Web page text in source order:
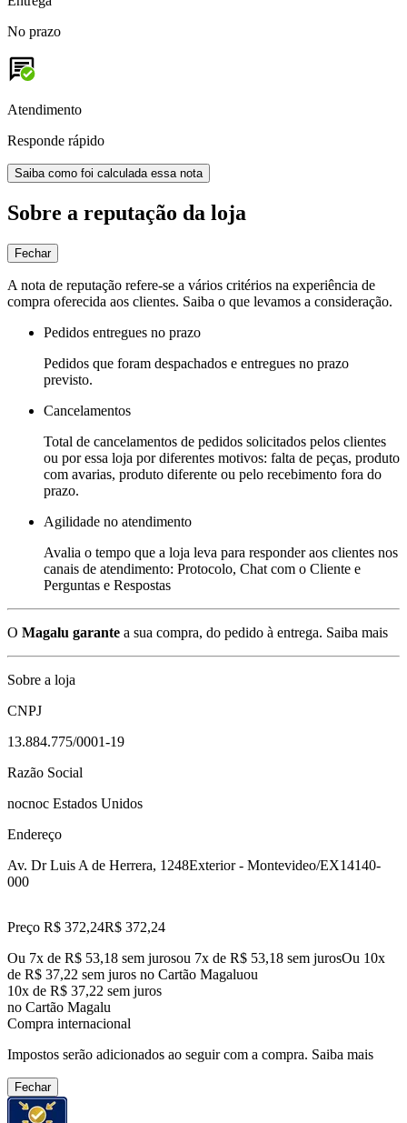
No prazo
Atendimento
Responde rápido
Saiba como foi calculada essa nota
Sobre a reputação da loja
Fechar
A nota de reputação refere-se a vários critérios na experiência de
compra oferecida aos clientes. Saiba o que levamos a consideração.
Pedidos entregues no prazo
Pedidos que foram despachados e entregues no prazo
previsto.
Cancelamentos
Total de cancelamentos de pedidos solicitados pelos clientes
ou por essa loja por diferentes motivos: falta de peças, produto
com avarias, produto diferente ou pelo recebimento fora do
prazo.
Agilidade no atendimento
Avalia o tempo que a loja leva para responder aos clientes nos
canais de atendimento: Protocolo, Chat com o Cliente e
Perguntas e Respostas
O Magalu garante a sua compra, do pedido à entrega. Saiba mais
Sobre a loja
CNPJ
13.884.775/0001-19
Razão Social
nocnoc Estados Unidos
Endereço
Av. Dr Luis A de Herrera, 1248Exterior - Montevideo/EX14140-
000
Preço R$ 372,24R$ 372,24
Ou 7x de R$ 53,18 sem jurosou 7x de R$ 53,18 sem jurosOu 10x
de R$ 37,22 sem juros no Cartão Magaluou
10x de R$ 37,22 sem juros
no Cartão Magalu
Compra internacional
Impostos serão adicionados ao seguir com a compra. Saiba mais
Fechar